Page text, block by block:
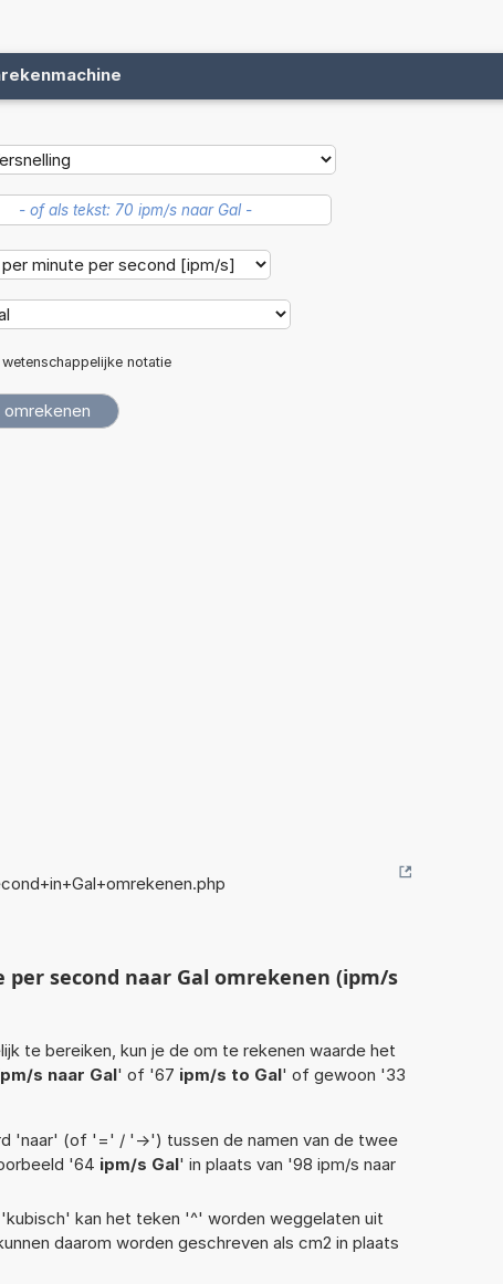
notatie
second naar Gal omrekenen (ipm/s
te bereiken, kun je de om te rekenen waarde het
s naar Gal' of '67 ipm/s to Gal' of gewoon '33
'naar' (of '=' / '->') tussen de namen van de twee
'64 ipm/s Gal' in plaats van '98 ipm/s naar
kan het teken '^' worden weggelaten uit
daarom worden geschreven als cm2 in plaats